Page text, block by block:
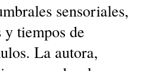
sensoriales,
tiempos de
La autora,